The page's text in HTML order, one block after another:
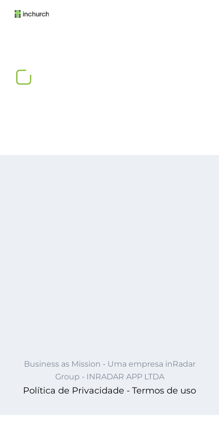
Business as Mission - Uma empresa inRadar
Group - INRADAR APP LTDA
Política de Privacidade - Termos de uso